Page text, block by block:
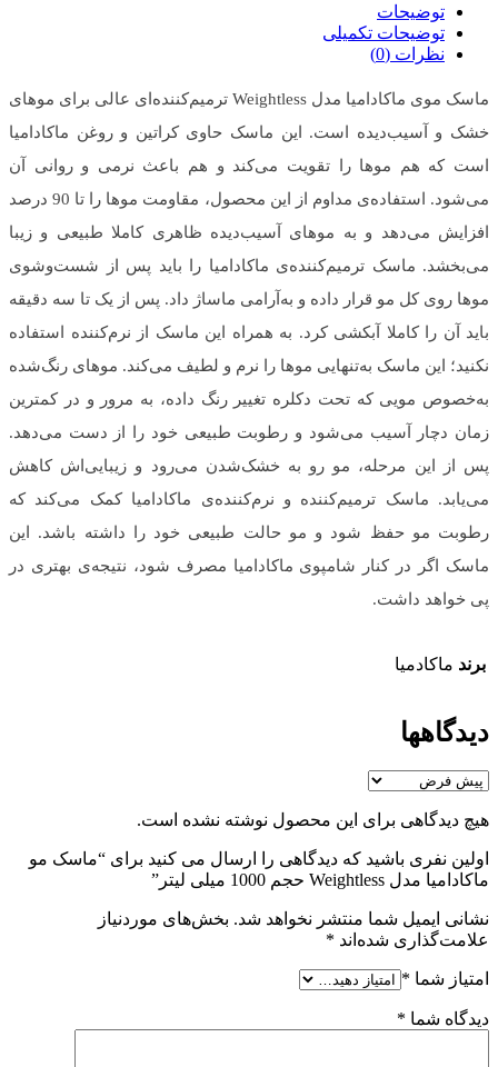
توضیحات
توضیحات تکمیلی
نظرات (0)
ماسک موی ماکادامیا مدل Weightless ترمیم‌کننده‌ای عالی برای موهای
خشک و آسیب‌دیده است. این ماسک حاوی کراتین و روغن ماکادامیا
است که هم موها را تقویت می‌کند و هم باعث نرمی و روانی آن
می‌شود. استفاده‌ی مداوم از این محصول، مقاومت موها را تا 90 درصد
افزایش می‌دهد و به موهای آسیب‌دیده ظاهری کاملا طبیعی و زیبا
می‌بخشد. ماسک ترمیم‌کننده‌ی ماکادامیا را باید پس از شست‌وشوی
موها روی کل مو قرار داده و به‌آرامی ماساژ داد. پس از یک تا سه دقیقه
باید آن را کاملا آبکشی کرد. به همراه این ماسک از نرم‌کننده استفاده
نکنید؛ این ماسک به‌تنهایی موها را نرم و لطیف می‌کند. موهای رنگ‌شده
به‌خصوص مویی که تحت دکلره تغییر رنگ داده، به مرور و در کمترین
زمان دچار آسیب می‌شود و رطوبت طبیعی خود را از دست می‌دهد.
پس از این مرحله، مو رو به خشک‌شدن می‌رود و زیبایی‌اش کاهش
می‌یابد. ماسک ترمیم‌کننده و نرم‌کننده‌ی ماکادامیا کمک می‌کند که
رطوبت مو حفظ شود و مو حالت طبیعی خود را داشته باشد. این
ماسک اگر در کنار شامپوی ماکادامیا مصرف شود، نتیجه‌ی بهتری در
پی خواهد داشت.
برند ماکادمیا
دیدگاهها
هیچ دیدگاهی برای این محصول نوشته نشده است.
اولین نفری باشید که دیدگاهی را ارسال می کنید برای “ماسک مو
ماکادامیا مدل Weightless حجم 1000 میلی لیتر”
نشانی ایمیل شما منتشر نخواهد شد. بخش‌های موردنیاز
علامت‌گذاری شده‌اند *
امتیاز شما *
دیدگاه شما *